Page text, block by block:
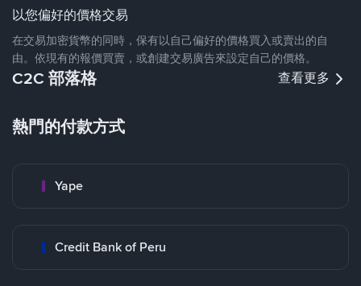
以您偏好的價格交易
在交易加密貨幣的同時，保有以自己偏好的價格買入或賣出的自
由。依現有的報價買賣，或創建交易廣告來設定自己的價格。
C2C 部落格 查看更多
熱門的付款方式
Yape
Credit Bank of Peru